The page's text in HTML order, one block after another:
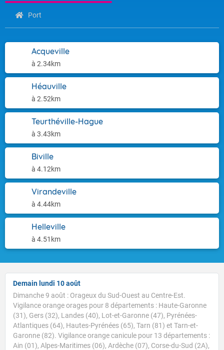
Port
Acqueville
à 2.34km
Héauville
à 2.52km
Teurthéville-Hague
à 3.43km
Biville
à 4.12km
Virandeville
à 4.44km
Helleville
à 4.51km
Demain lundi 10 août
Dimanche 9 août : Orageux du Sud-Ouest au Centre-Est.
Vigilance orange orages pour 8 départements : Haute-Garonne
(31), Gers (32), Landes (40), Lot-et-Garonne (47), Pyrénées-
Atlantiques (64), Hautes-Pyrénées (65), Tarn (81) et Tarn-et-
Garonne (82). Vigilance orange canicule pour 13 départements :
Ain (01), Alpes-Maritimes (06), Ardèche (07), Corse-du-Sud (2A),